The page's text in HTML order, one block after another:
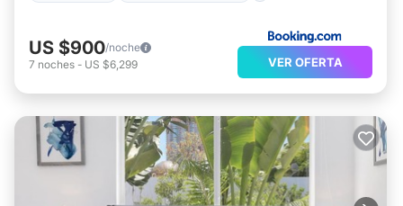
US $900/noche
7 noches - US $6,299 VER OFERTA